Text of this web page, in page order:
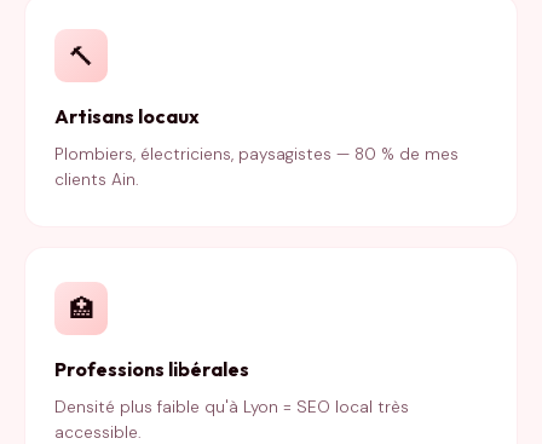
🔨
Artisans locaux
Plombiers, électriciens, paysagistes — 80 % de mes
clients Ain.
🏥
Professions libérales
Densité plus faible qu'à Lyon = SEO local très
accessible.